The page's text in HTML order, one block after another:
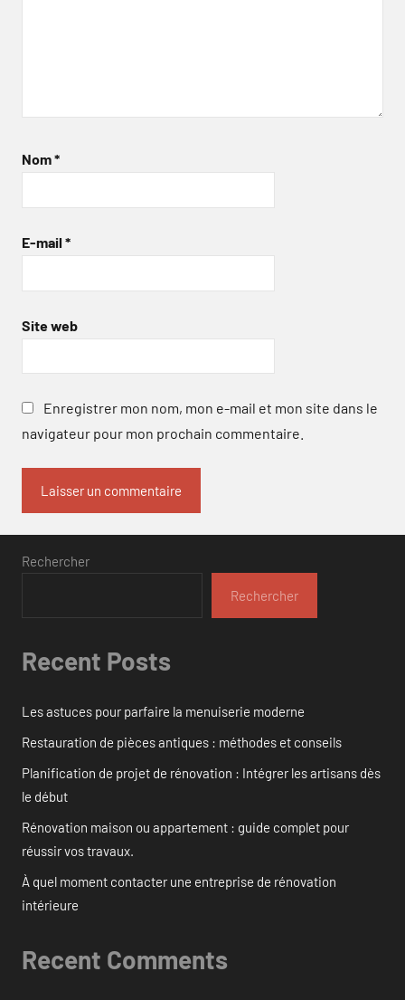
Nom*
E-mail *
Site web
Enregistrer mon nom, mon e-mail et mon site dans le
navigateur pour mon prochain commentaire.
Rechercher
Rechercher
Recent Posts
Les astuces pour parfaire la menuiserie moderne
Restauration de pièces antiques : méthodes et conseils
Planification de projet de rénovation : Intégrer les artisans dès
le début
Rénovation maison ou appartement : guide complet pour
réussir vos travaux.
À quel moment contacter une entreprise de rénovation
intérieure
Recent Comments